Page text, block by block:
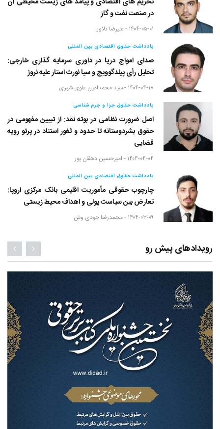
در صنعت نفت و گاز
۱۴۰۴-۰۵-۰۱ - علیرضا دلاور
یادداشت حقوق اقتصادی بین المللی
صدای امواج دریا در داوری سرمایه گذاری خارجی:
تحلیل رأی پیلدگوویچ و سیا نورث استار علیه نروژ
۱۴۰۴-۰۴-۱۸ - سید محمدامین علوی شهری
یادداشت حقوق جزا و جرم شناسی
اصل ضرورت نظامی در بوته نقد: از تبیین مفهومی در
حقوق بشردوستانه تا حدود و ثغور استناد در پرتو رویه
قضایی
۱۴۰۴-۰۴-۰۴ - امیرحسین دهقان پور
یادداشت حقوق اقتصادی بین المللی
چارچوب حقوقی مأموریت اقلیمی بانک مرکزی اروپا:
تعارض بین سیاست پولی و اهداف محیط زیستی
۱۴۰۴-۰۳-۰۹ - محمدرضا جودی وش
رویدادهای پیش رو